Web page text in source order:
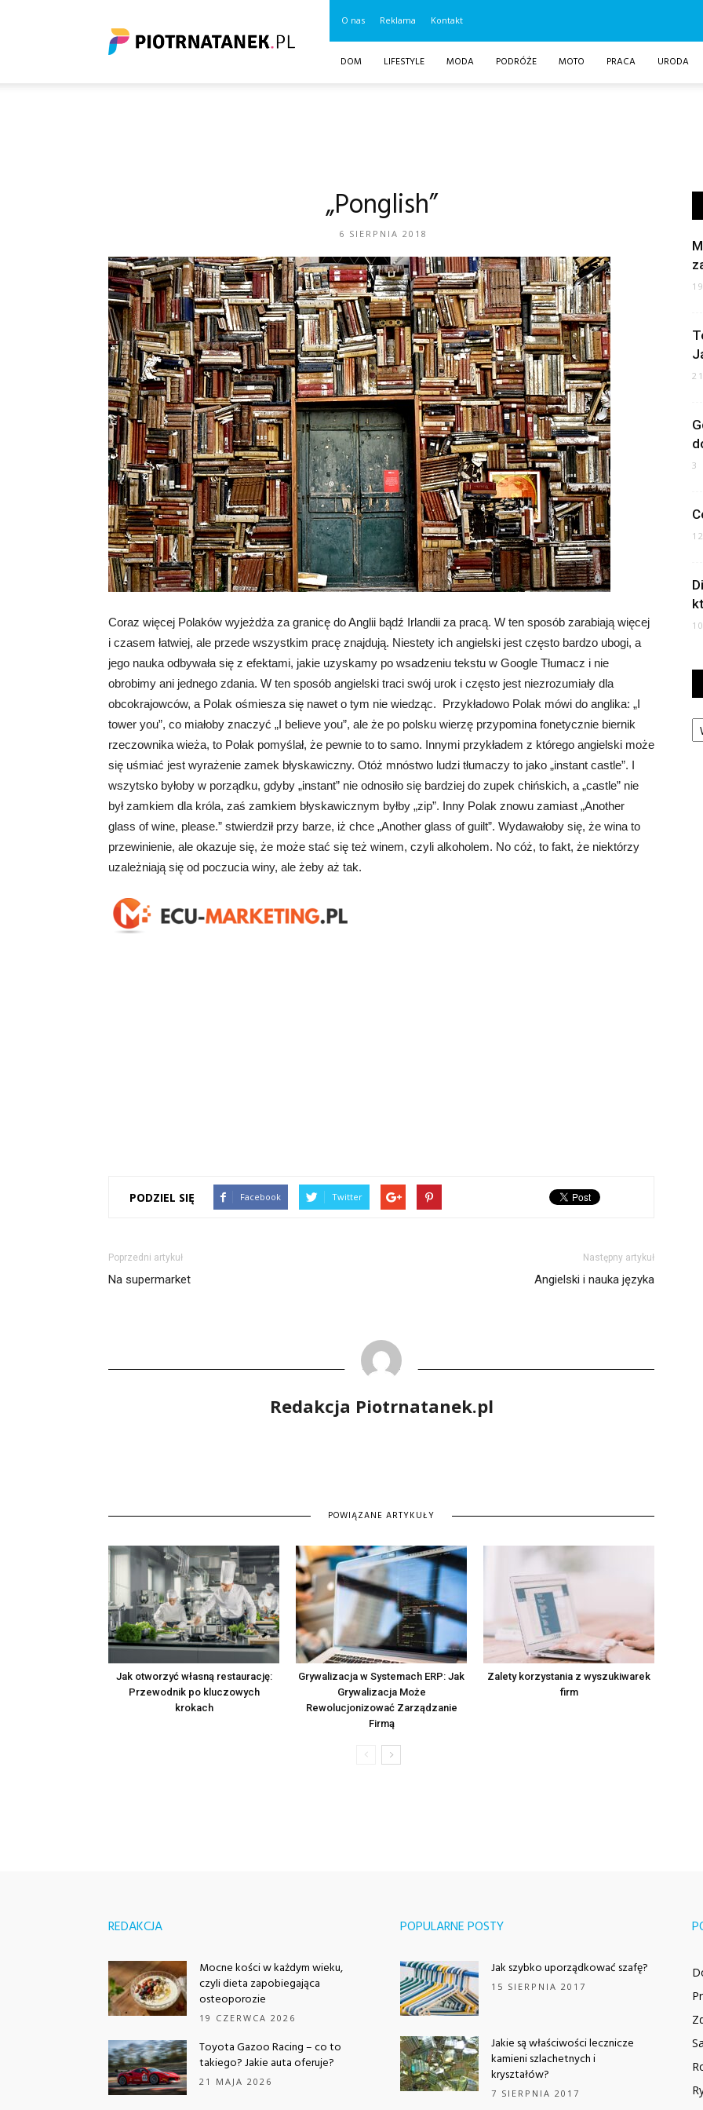
O nas Reklama Kontakt
DOM LIFESTYLE MODA PODRÓŻE MOTO PRACA URODA
„Ponglish”
6 SIERPNIA 2018
Coraz więcej Polaków wyjeżdża za granicę do Anglii bądź Irlandii za pracą. W ten sposób zarabiają więcej
i czasem łatwiej, ale przede wszystkim pracę znajdują. Niestety ich angielski jest często bardzo ubogi, a
jego nauka odbywała się z efektami, jakie uzyskamy po wsadzeniu tekstu w Google Tłumacz i nie
obrobimy ani jednego zdania. W ten sposób angielski traci swój urok i często jest niezrozumiały dla
obcokrajowców, a Polak ośmiesza się nawet o tym nie wiedząc. Przykładowo Polak mówi do anglika: „I
tower you”, co miałoby znaczyć „I believe you”, ale że po polsku wierzę przypomina fonetycznie biernik
rzeczownika wieża, to Polak pomyślał, że pewnie to to samo. Innymi przykładem z którego angielski może
się uśmiać jest wyrażenie zamek błyskawiczny. Otóż mnóstwo ludzi tłumaczy to jako „instant castle”. I
wszytsko byłoby w porządku, gdyby „instant” nie odnosiło się bardziej do zupek chińskich, a „castle” nie
był zamkiem dla króla, zaś zamkiem błyskawicznym byłby „zip”. Inny Polak znowu zamiast „Another
glass of wine, please.” stwierdził przy barze, iż chce „Another glass of guilt”. Wydawałoby się, że wina to
przewinienie, ale okazuje się, że może stać się też winem, czyli alkoholem. No cóż, to fakt, że niektórzy
uzależniają się od poczucia winy, ale żeby aż tak.
PODZIEL SIĘ Facebook Twitter
Poprzedni artykuł
Na supermarket
Następny artykuł
Angielski i nauka języka
Redakcja Piotrnatanek.pl
POWIĄZANE ARTYKUŁY
Jak otworzyć własną restaurację:
Przewodnik po kluczowych
krokach
Grywalizacja w Systemach ERP: Jak
Grywalizacja Może
Rewolucjonizować Zarządzanie
Firmą
Zalety korzystania z wyszukiwarek
firm
3
REDAKCJA
Mocne kości w każdym wieku,
czyli dieta zapobiegająca
osteoporozie
19 CZERWCA 2026
Toyota Gazoo Racing – co to
takiego? Jakie auta oferuje?
21 MAJA 2026
POPULARNE POSTY
Jak szybko uporządkować szafę?
15 SIERPNIA 2017
Jakie są właściwości lecznicze
kamieni szlachetnych i
kryształów?
7 SIERPNIA 2017